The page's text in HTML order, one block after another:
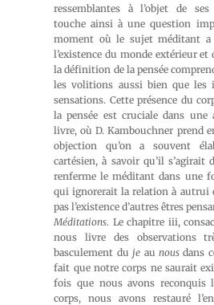
ressemblantes à l’objet de ses
touche ainsi à une question
moment où le sujet méditant a
l’existence du monde extérieur et
la définition de la pensée
les volitions aussi bien que les
sensations. Cette présence du
la pensée est cruciale dans une
livre, où D. Kambouchner prend
objection qu’on a souvent
cartésien, à savoir qu’il s’agirait
renferme le méditant dans une
qui ignorerait la relation à autrui
pas l’existence d’autres êtres
Méditations. Le chapitre iii,
nous livre des observations
basculement du je aunous dans
fait que notre corps ne saurait
fois que nous avons reconquis
corps, nous avons restauré